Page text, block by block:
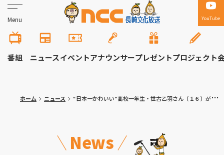
Menu YouTube
番組 ニュースイベントアナウンサープレゼントプロジェクト
ホーム ニュース “日本一かわいい”高校一年生・世古乙羽さん（１６）がドローン資格に挑戦！
News